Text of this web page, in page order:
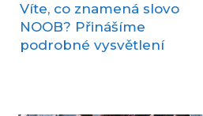
Víte, co znamená slovo
NOOB? Přinášíme
podrobné vysvětlení